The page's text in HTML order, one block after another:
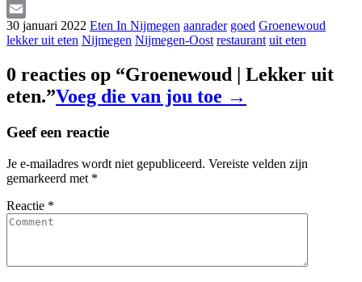
LinkedIn
Email
30 januari 2022 Eten In Nijmegen aanrader goed Groenewoud
lekker uit eten Nijmegen Nijmegen-Oost restaurant uit eten
0 reacties op “Groenewoud | Lekker uit
eten.”Voeg die van jou toe →
Geef een reactie
Je e-mailadres wordt niet gepubliceerd. Vereiste velden zijn
gemarkeerd met *
Reactie *